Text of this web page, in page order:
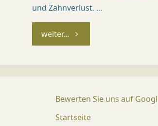
und Zahnverlust. …
weiter... "Auf
gefühlt"
Bewerten Sie uns auf
Startseite